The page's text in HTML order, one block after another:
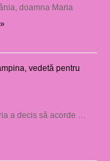
doamna Maria
vedetă pentru
a decis să acorde …